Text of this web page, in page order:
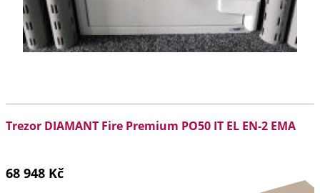
Trezor DIAMANT Fire Premium PO50 IT EL EN-2 EMA
68 948 Kč